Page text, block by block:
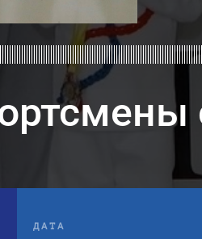
ДАТА